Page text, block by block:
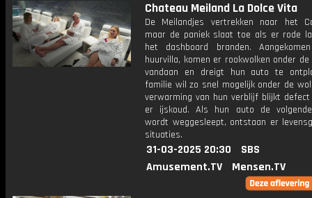
Chateau Meiland La Dolce Vita
De Meilandjes vertrekken naar het
maar de paniek slaat toe als er rode
het dashboard branden.
huurvilla, komen er rookwolken onder
vandaan en dreigt hun auto te
familie wil zo snel mogelijk onder de
verwarming van hun verblijf blijkt
er ijskoud. Als hun auto de
wordt weggesleept, ontstaan er
situaties.
31-03-2025 20:30
SBS
Amusement.TV
Mensen.TV